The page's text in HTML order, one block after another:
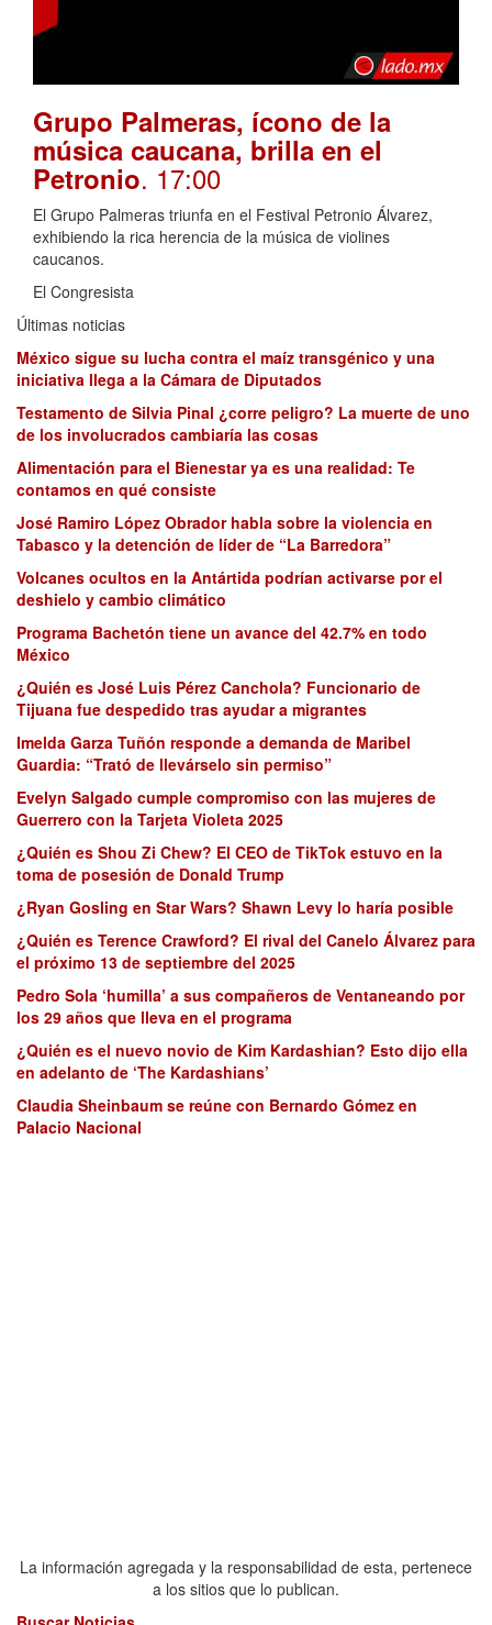
Grupo Palmeras, ícono de la
música caucana, brilla en el
Petronio. 17:00
El Grupo Palmeras triunfa en el Festival Petronio Álvarez,
exhibiendo la rica herencia de la música de violines
caucanos.
El Congresista
Últimas noticias
México sigue su lucha contra el maíz transgénico y una
iniciativa llega a la Cámara de Diputados
Testamento de Silvia Pinal ¿corre peligro? La muerte de uno
de los involucrados cambiaría las cosas
Alimentación para el Bienestar ya es una realidad: Te
contamos en qué consiste
José Ramiro López Obrador habla sobre la violencia en
Tabasco y la detención de líder de “La Barredora”
Volcanes ocultos en la Antártida podrían activarse por el
deshielo y cambio climático
Programa Bachetón tiene un avance del 42.7% en todo
México
¿Quién es José Luis Pérez Canchola? Funcionario de
Tijuana fue despedido tras ayudar a migrantes
Imelda Garza Tuñón responde a demanda de Maribel
Guardia: “Trató de llevárselo sin permiso”
Evelyn Salgado cumple compromiso con las mujeres de
Guerrero con la Tarjeta Violeta 2025
¿Quién es Shou Zi Chew? El CEO de TikTok estuvo en la
toma de posesión de Donald Trump
¿Ryan Gosling en Star Wars? Shawn Levy lo haría posible
¿Quién es Terence Crawford? El rival del Canelo Álvarez para
el próximo 13 de septiembre del 2025
Pedro Sola ‘humilla’ a sus compañeros de Ventaneando por
los 29 años que lleva en el programa
¿Quién es el nuevo novio de Kim Kardashian? Esto dijo ella
en adelanto de ‘The Kardashians’
Claudia Sheinbaum se reúne con Bernardo Gómez en
Palacio Nacional
La información agregada y la responsabilidad de esta, pertenece
a los sitios que lo publican.